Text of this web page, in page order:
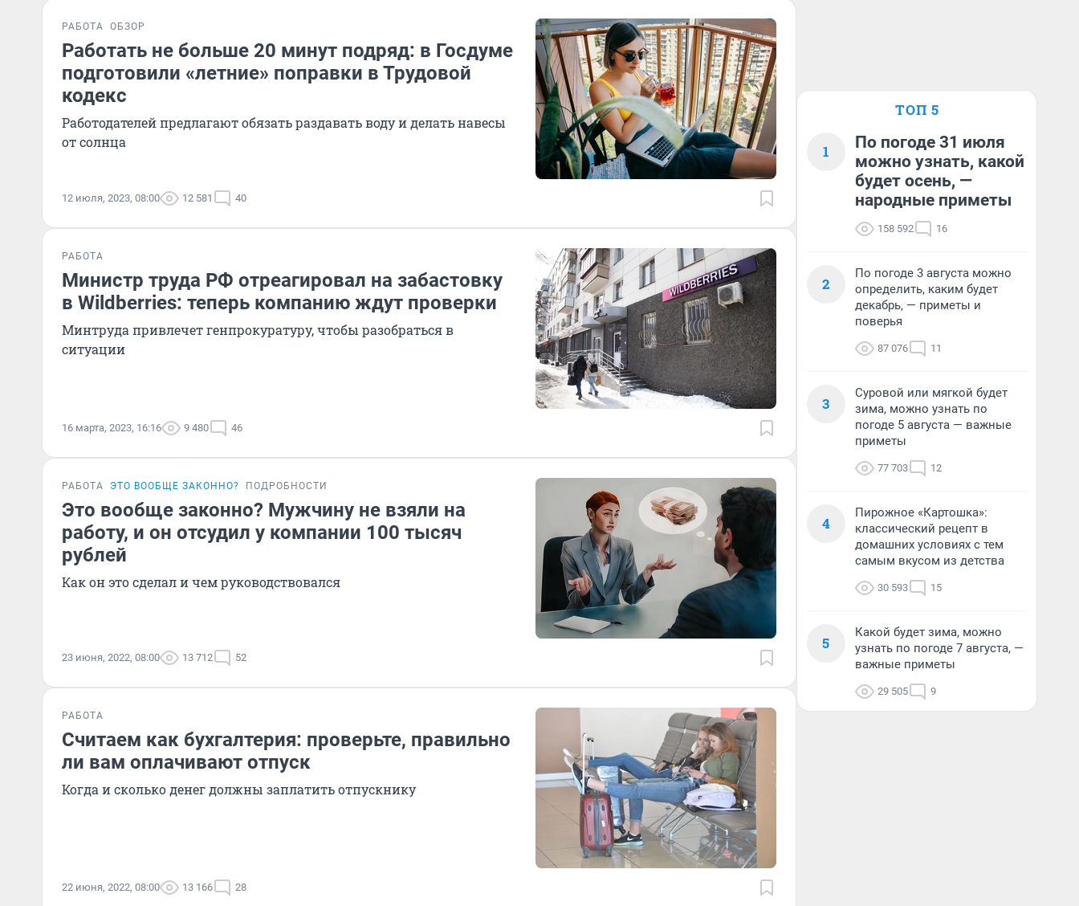
РАБОТА ОБЗОР
Работать не больше 20 минут подряд: в Госдуме
подготовили «летние» поправки в Трудовой
кодекс
Работодателей предлагают обязать раздавать воду и делать навесы
от солнца
12 июля, 2023, 08:00 12 581 40
РАБОТА
Министр труда РФ отреагировал на забастовку
в Wildberries: теперь компанию ждут проверки
Минтруда привлечет генпрокуратуру, чтобы разобраться в
ситуации
16 марта, 2023, 16:16 9 480 46
РАБОТА ЭТО ВООБЩЕ ЗАКОННО? ПОДРОБНОСТИ
Это вообще законно? Мужчину не взяли на
работу, и он отсудил у компании 100 тысяч
рублей
Как он это сделал и чем руководствовался
23 июня, 2022, 08:00 13 712 52
РАБОТА
Считаем как бухгалтерия: проверьте, правильно
ли вам оплачивают отпуск
Когда и сколько денег должны заплатить отпускнику
22 июня, 2022, 08:00 13 166 28
ТОП 5
1
По погоде 31 июля
можно узнать, какой
будет осень, —
народные приметы
158 592 16
2
По погоде 3 августа можно
определить, каким будет
декабрь, — приметы и
поверья
87 076 11
3
Суровой или мягкой будет
зима, можно узнать по
погоде 5 августа — важные
приметы
77 703 12
4
Пирожное «Картошка»:
классический рецепт в
домашних условиях с тем
самым вкусом из детства
30 593 15
5
Какой будет зима, можно
узнать по погоде 7 августа, —
важные приметы
29 505 9